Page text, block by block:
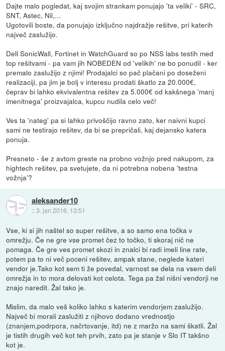
Dajte malo pogledat, kaj svojim strankam ponujajo 'ta veliki' - SRC,
SNT, Astec, Nil,...
Ugotovili boste, da ponujajo izključno najdražje rešitve, pri katerih
največ zaslužijo.
Dell SonicWall, Fortinet in WatchGuard so po NSS labs testih med
top rešitvami - pa vam jih NOBEDEN od 'velikih' ne bo ponudil - ker
premalo zaslužijo z njimi! Prodajalci so pač plačani po doseženi
realizaciji, pa jim je bolj v interesu prodati škatlo za 20.000€,
čeprav bi lahko ekvivalentna rešitev za 5.000€ od kakšnega 'manj
imenitnega' proizvajalca, kupcu nudila celo več!
Ves ta 'nateg' pa si lahko privoščijo ravno zato, ker naivni kupci
sami ne testirajo rešitev, da bi se prepričali, kaj dejansko katera
ponuja.
Presneto - še z avtom greste na probno vožnjo pred nakupom, za
hightech rešitev, pa svetujete, da ni potrebna nobena 'testna
vožnja'?
aleksander10
::3. jan 2016, 13:51
Vse, ki si jih naštel so super rešitve, a so samo ena točka v
omrežju. Če ne gre vse promet čez to točko, ti skoraj nič ne
pomaga. Če gre ves promet skozi in znalci bi radi imeli line rate,
potem pa to ni več poceni rešitev, ampak stane, neglede kateri
vendor je.Tako kot sem ti že povedal, varnost se dela na vsem deli
omrežja in to mora delovati kot celota. Tega pa žal nišni vendorji ne
znajo naredit. Žal tako je.
Mislim, da malo veš koliko lahko s katerim vendorjem zaslužijo.
Največ bi morali zaslužiti z njihovo dodano vrednostjo
(znanjem,podrpora, načrtovanje, itd) ne z maržo na sami škatli. Žal
je tistih drugih več kot teh prvih, zato pa je stanje v Slo IT takšno
kot je.